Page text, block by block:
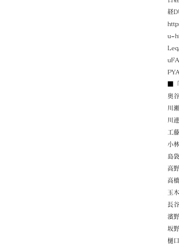
経
■
奥
川
川
工
小
島
高
高
玉
長
濱
坂
樋